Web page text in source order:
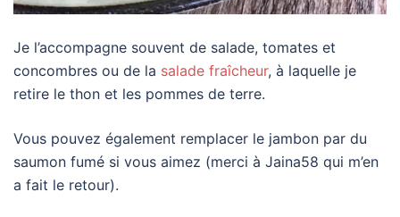
Je l’accompagne souvent de salade, tomates et
concombres ou de la salade fraîcheur, à laquelle je
retire le thon et les pommes de terre.
Vous pouvez également remplacer le jambon par du
saumon fumé si vous aimez (merci à Jaina58 qui m’en
a fait le retour).